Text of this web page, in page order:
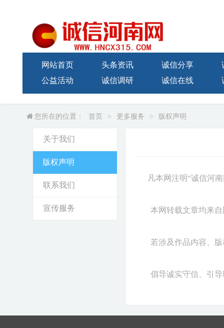
网站首页 头条资讯 诚信分享
公益活动
诚信调研 诚信在线
您所在的位置： 首页 > 更多服务 > 版权声明
关于我们
版权声明
联系我们
宣传服务
凡本网注明“诚信河南
本网转载文章均来
若涉及作品内容、版
倡导诚实守信、引